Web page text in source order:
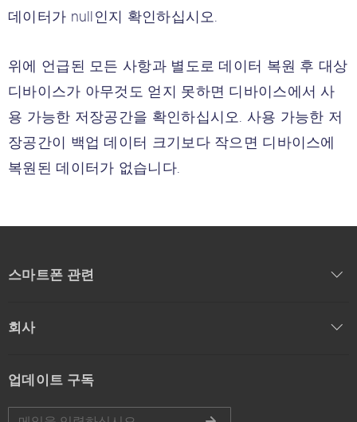
데이터가 null인지 확인하십시오.
위에 언급된 모든 사항과 별도로 데이터 복원 후 대상
디바이스가 아무것도 얻지 못하면 디바이스에서 사
용 가능한 저장공간을 확인하십시오. 사용 가능한 저
장공간이 백업 데이터 크기보다 작으면 디바이스에
복원된 데이터가 없습니다.
스마트폰 관련
회사
업데이트 구독